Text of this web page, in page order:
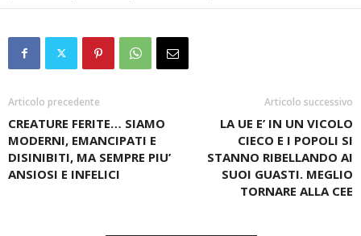
Articolo precedente
CREATURE FERITE… SIAMO
MODERNI, EMANCIPATI E
DISINIBITI, MA SEMPRE PIU’
ANSIOSI E INFELICI
Articolo successivo
LA UE E’ IN UN VICOLO
CIECO E I POPOLI SI
STANNO RIBELLANDO AI
SUOI GUASTI. MEGLIO
TORNARE ALLA CEE